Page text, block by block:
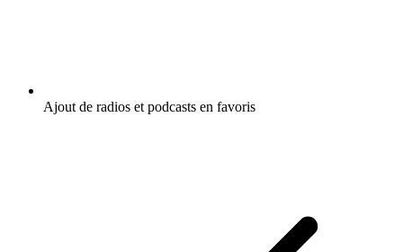
Ajout de radios et podcasts en favoris